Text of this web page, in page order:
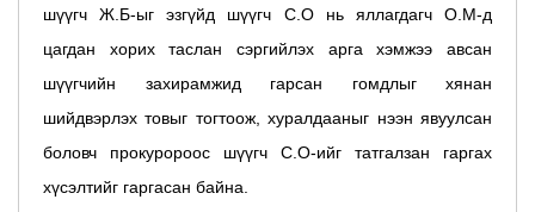
шүүгч Ж.Б-ыг эзгүйд шүүгч С.О нь яллагдагч О.М-д
цагдан хорих таслан сэргийлэх арга хэмжээ авсан
шүүгчийн захирамжид гарсан гомдлыг хянан
шийдвэрлэх товыг тогтоож, хуралдааныг нээн явуулсан
боловч прокуророос шүүгч С.О-ийг татгалзан гаргах
хүсэлтийг гаргасан байна.